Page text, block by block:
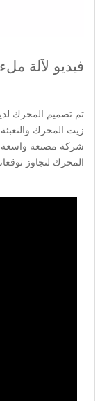
فيديو لآلة
تم تصميم المحرك
زيت المحرك
شركة مصنعة واسعة
المحرك لتجاوز